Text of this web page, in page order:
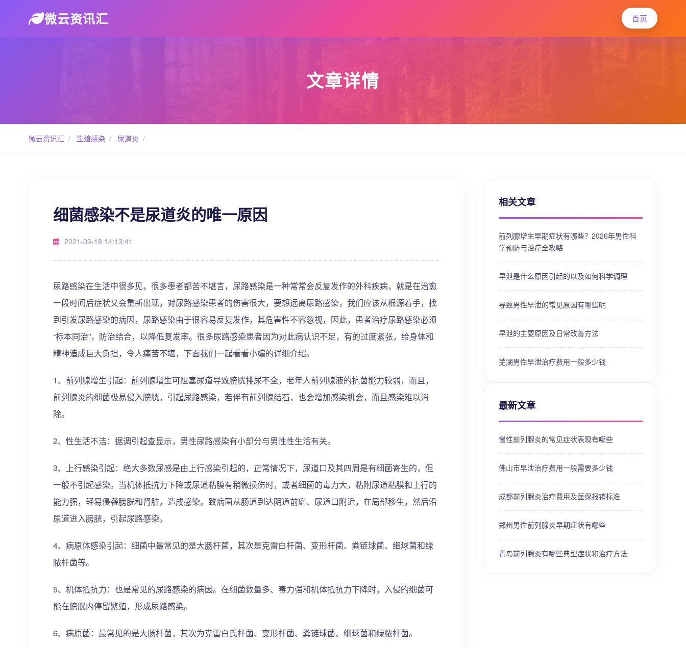
微云资讯汇 首页
文章详情
微云资讯汇 / 生殖感染 / 尿道炎 /
细菌感染不是尿道炎的唯一原因
2021-03-18 14:13:41
尿路感染在生活中很多见，很多患者都苦不堪言，尿路感染是一种常常会反复发作的外科疾病，就是在治愈
一段时间后症状又会重新出现，对尿路感染患者的伤害很大，要想远离尿路感染，我们应该从根源着手，找
到引发尿路感染的病因，尿路感染由于很容易反复发作，其危害性不容忽视，因此，患者治疗尿路感染必须
“标本同治”，防治结合，以降低复发率。很多尿路感染患者因为对此病认识不足，有的过度紧张，给身体和
精神造成巨大负担，令人痛苦不堪，下面我们一起看看小编的详细介绍。
1、前列腺增生引起：前列腺增生可阻塞尿道导致膀胱排尿不全，老年人前列腺液的抗菌能力较弱，而且，
前列腺炎的细菌极易侵入膀胱，引起尿路感染，若伴有前列腺结石，也会增加感染机会，而且感染难以消
除。
2、性生活不洁：据调引起查显示，男性尿路感染有小部分与男性性生活有关。
3、上行感染引起：绝大多数尿感是由上行感染引起的，正常情况下，尿道口及其四周是有细菌寄生的，但
一般不引起感染。当机体抵抗力下降或尿道粘膜有稍微损伤时，或者细菌的毒力大，粘附尿道粘膜和上行的
能力强，轻易侵袭膀胱和肾脏，造成感染。致病菌从肠道到达阴道前庭、尿道口附近，在局部移生，然后沿
尿道进入膀胱，引起尿路感染。
4、病原体感染引起：细菌中最常见的是大肠杆菌，其次是克雷白杆菌、变形杆菌、粪链球菌、细球菌和绿
脓杆菌等。
5、机体抵抗力：也是常见的尿路感染的病因。在细菌数量多、毒力强和机体抵抗力下降时，入侵的细菌可
能在膀胱内停留繁殖，形成尿路感染。
6、病原菌：最常见的是大肠杆菌，其次为克雷白氏杆菌、变形杆菌、粪链球菌、细球菌和绿脓杆菌。
相关文章
前列腺增生早期症状有哪些？2026年男性科
学预防与治疗全攻略
早泄是什么原因引起的以及如何科学调理
导致男性早泄的常见原因有哪些呢
早泄的主要原因及日常改善方法
芜湖男性早泄治疗费用一般多少钱
最新文章
慢性前列腺炎的常见症状表现有哪些
佛山市早泄治疗费用一般需要多少钱
成都前列腺炎治疗费用及医保报销标准
郑州男性前列腺炎早期症状有哪些
青岛前列腺炎有哪些典型症状和治疗方法